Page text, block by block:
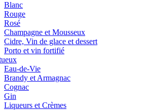
Blanc
Rouge
Rosé
Champagne et Mousseux
Cidre, Vin de glace et dessert
Porto et vin fortifié
Eau-de-Vie
Brandy et Armagnac
Cognac
Gin
Liqueurs et Crèmes